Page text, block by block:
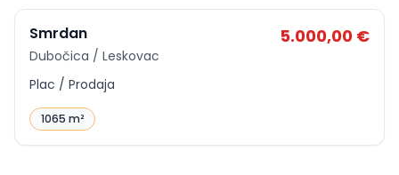
Smrdan
Dubočica / Leskovac
5.000,00 €
Plac / Prodaja
1065 m²